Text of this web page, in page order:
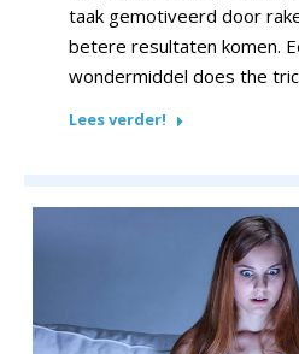
taak gemotiveerd door
betere resultaten komen.
wondermiddel does the
Lees verder!